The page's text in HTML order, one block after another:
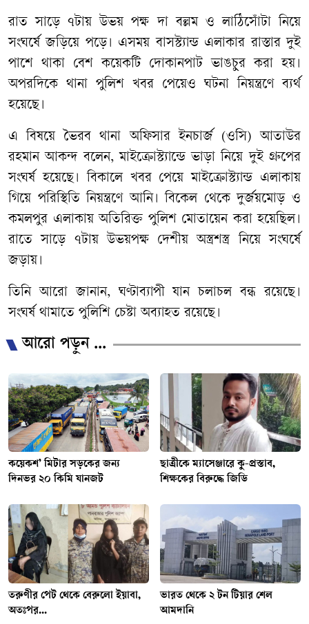
রাত সাড়ে ৭টায় উভয় পক্ষ দা বল্লম ও লাঠিসোঁটা নিয়ে
সংঘর্ষে জড়িয়ে পড়ে। এসময় বাসস্ট্যান্ড এলাকার রাস্তার দুই
পাশে থাকা বেশ কয়েকটি দোকানপাট ভাঙচুর করা হয়।
অপরদিকে থানা পুলিশ খবর পেয়েও ঘটনা নিয়ন্ত্রণে ব্যর্থ
হয়েছে।
এ বিষয়ে ভৈরব থানা অফিসার ইনচার্জ (ওসি) আতাউর
রহমান আকন্দ বলেন, মাইক্রোস্ট্যান্ডে ভাড়া নিয়ে দুই গ্রুপের
সংঘর্ষ হয়েছে। বিকালে খবর পেয়ে মাইক্রোস্ট্যান্ড এলাকায়
গিয়ে পরিস্থিতি নিয়ন্ত্রণে আনি। বিকেল থেকে দুর্জয়মোড় ও
কমলপুর এলাকায় অতিরিক্ত পুলিশ মোতায়েন করা হয়েছিল।
রাতে সাড়ে ৭টায় উভয়পক্ষ দেশীয় অস্ত্রশস্ত্র নিয়ে সংঘর্ষে
জড়ায়।
তিনি আরো জানান, ঘণ্টাব্যাপী যান চলাচল বন্ধ রয়েছে।
সংঘর্ষ থামাতে পুলিশি চেষ্টা অব্যাহত রয়েছে।
আরো পড়ুন ...
কয়েকশ’ মিটার সড়কের জন্য
দিনভর ২০ কিমি যানজট
ছাত্রীকে ম্যাসেঞ্জারে কু-প্রস্তাব,
শিক্ষকের বিরুদ্ধে জিডি
তরুণীর পেট থেকে বেরুলো ইয়াবা,
অতঃপর...
ভারত থেকে ২ টন টিয়ার শেল
আমদানি